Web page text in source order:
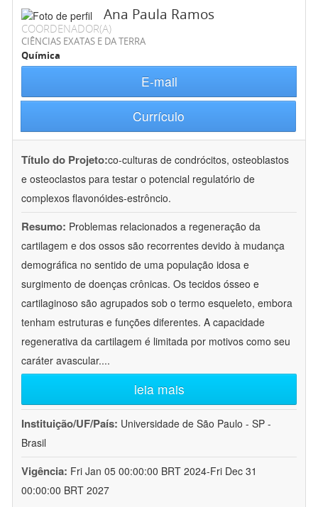
Ana Paula Ramos
COORDENADOR(A)
CIÊNCIAS EXATAS E DA TERRA
Química
E-mail
Currículo
Título do Projeto:co-culturas de condrócitos, osteoblastos
e osteoclastos para testar o potencial regulatório de
complexos flavonóides-estrôncio.
Resumo: Problemas relacionados a regeneração da
cartilagem e dos ossos são recorrentes devido à mudança
demográfica no sentido de uma população idosa e
surgimento de doenças crônicas. Os tecidos ósseo e
cartilaginoso são agrupados sob o termo esqueleto, embora
tenham estruturas e funções diferentes. A capacidade
regenerativa da cartilagem é limitada por motivos como seu
caráter avascular....
leia mais
Instituição/UF/País: Universidade de São Paulo - SP -
Brasil
Vigência: Fri Jan 05 00:00:00 BRT 2024-Fri Dec 31
00:00:00 BRT 2027